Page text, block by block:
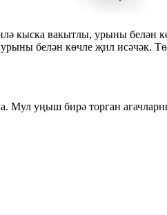
кыска вакытлы, урыны белән
белән көчле җил исәчәк.
Мул уңыш бирә торган